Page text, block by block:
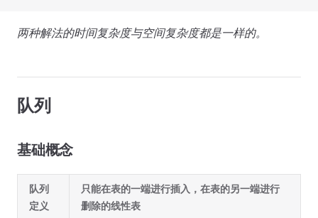
两种解法的时间复杂度与空间复杂度都是一样的。
队列
基础概念
队列
定义
只能在表的一端进行插入，在表的另一端进行
删除的线性表